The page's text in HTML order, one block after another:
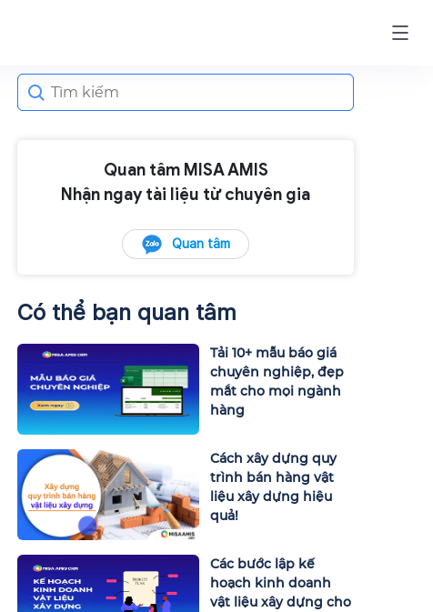
Search
for:
Quan tâm MISA AMIS
Nhận ngay tài liệu từ chuyên gia
Quan tâm
Có thể bạn quan tâm
Tải 10+ mẫu báo giá
chuyên nghiệp, đẹp
mắt cho mọi ngành
hàng
Cách xây dựng quy
trình bán hàng vật
liệu xây dựng hiệu
quả!
Các bước lập kế
hoạch kinh doanh
vật liệu xây dựng cho